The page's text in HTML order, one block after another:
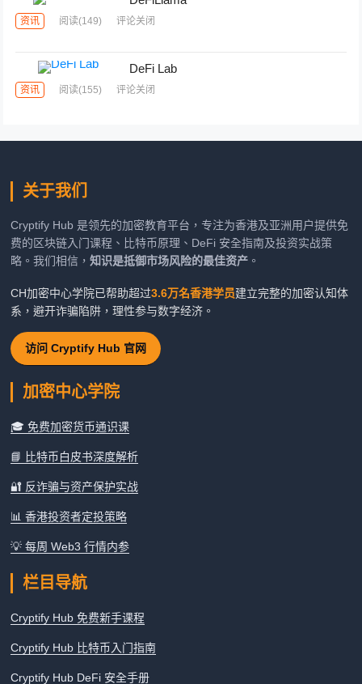
资讯 阅读(149) 评论关闭
DeFi Lab
资讯 阅读(155) 评论关闭
关于我们
Cryptify Hub 是领先的加密教育平台，专注为香港及亚洲用户提供免
费的区块链入门课程、比特币原理、DeFi 安全指南及投资实战策
略。我们相信，知识是抵御市场风险的最佳资产 。
CH加密中心学院已帮助超过3.6万名香港学员建立完整的加密认知体
系，避开诈骗陷阱，理性参与数字经济。
访问 Cryptify Hub 官网
加密中心学院
🎓 免费加密货币通识课
📘 比特币白皮书深度解析
🔐 反诈骗与资产保护实战
📊 香港投资者定投策略
💡 每周 Web3 行情内参
栏目导航
Cryptify Hub 免费新手课程
Cryptify Hub 比特币入门指南
Cryptify Hub DeFi 安全手册